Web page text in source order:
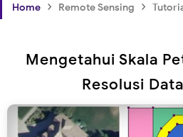
Home › Remote Sensing ›
Mengetahui Skala
Resolusi